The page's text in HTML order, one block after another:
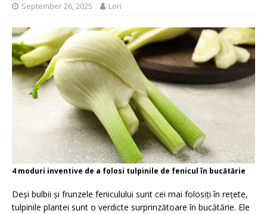
September 26, 2025 Lori
4 moduri inventive de a folosi tulpinile de fenicul în bucătărie
Deși bulbii și frunzele feniculului sunt cei mai folosiți în rețete,
tulpinile plantei sunt o verdicte surprinzătoare în bucătărie. Ele